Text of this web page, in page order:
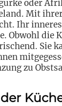
oder
Mit
Ihr
Obwohl
Sie
zu